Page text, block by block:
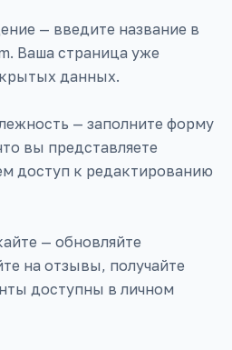
— введите название в
Ваша страница уже
данных.
— заполните форму
вы представляете
доступ к редактированию
— обновляйте
на отзывы, получайте
доступны в личном